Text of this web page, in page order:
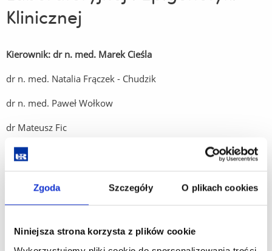
Zgoda Szczegóły O plikach cookies
Niniejsza strona korzysta z plików cookie
Klinicznej
Kierownik: dr n. med. Marek Cieśla
dr n. med. Natalia Frączek - Chudzik
dr n. med. Paweł Wołkow
dr Mateusz Fic
mgr Joanna Żurawska
Pracownik inżynieryjno-techniczny: mgr inż. Hubert Kubis tel.
17 851 6853